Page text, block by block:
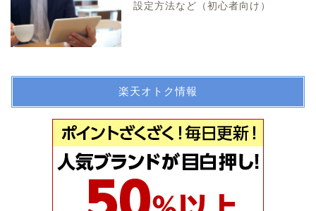
設定方法など（初心者向け）
楽天オトク情報